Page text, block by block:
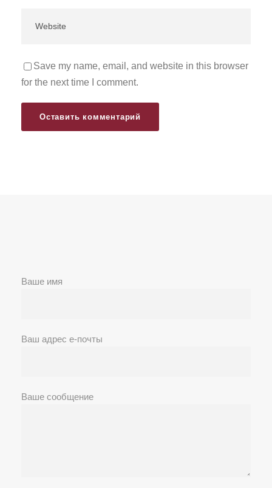
Save my name, email, and website in this browser
for the next time I comment.
Ваше имя
Ваш адрес е-почты
Ваше сообщение